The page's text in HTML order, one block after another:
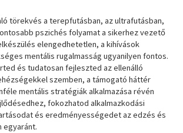
törekvés a terepfutásban, az ultrafutásban,
pszichés folyamat a sikerhez vezető
elengedhetetlen, a kihívások
mentális rugalmasság ugyanilyen fontos.
és tudatosan fejleszted az ellenálló
szemben, a támogató háttér
mentális stratégiák alkalmazása révén
fokozhatod alkalmazkodási
és eredményességedet az edzés és
egyaránt.